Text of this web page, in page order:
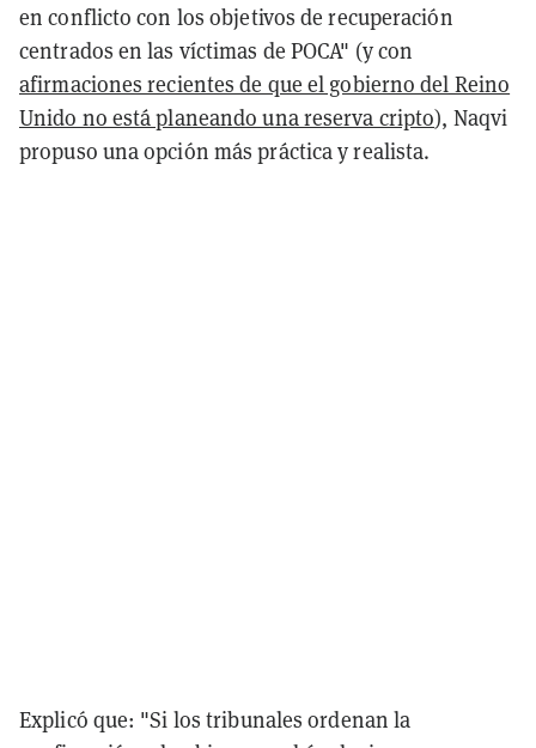
en conflicto con los objetivos de recuperación
centrados en las víctimas de POCA" (y con
afirmaciones recientes de que el gobierno del Reino
Unido no está planeando una reserva cripto), Naqvi
propuso una opción más práctica y realista.
Explicó que: "Si los tribunales ordenan la